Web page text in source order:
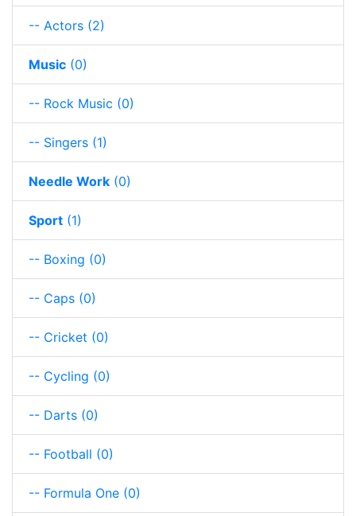
-- Actors (2)
Music (0)
-- Rock Music (0)
-- Singers (1)
Needle Work (0)
Sport (1)
-- Boxing (0)
-- Caps (0)
-- Cricket (0)
-- Cycling (0)
-- Darts (0)
-- Football (0)
-- Formula One (0)